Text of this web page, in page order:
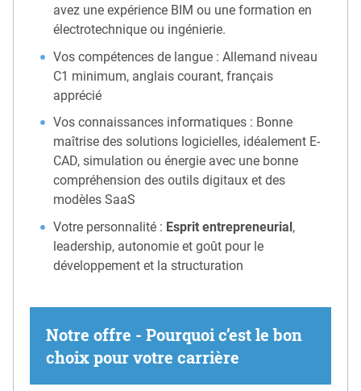
avez une expérience BIM ou une formation en
électrotechnique ou ingénierie.
Vos compétences de langue : Allemand niveau
C1 minimum, anglais courant, français
apprécié
Vos connaissances informatiques : Bonne
maîtrise des solutions logicielles, idéalement E-
CAD, simulation ou énergie avec une bonne
compréhension des outils digitaux et des
modèles SaaS
Votre personnalité : Esprit entrepreneurial,
leadership, autonomie et goût pour le
développement et la structuration
Notre offre - Pourquoi c’est le bon
choix pour votre carrière